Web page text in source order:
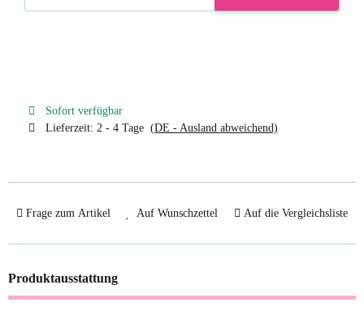
Sofort verfügbar
Lieferzeit: 2 - 4 Tage (DE - Ausland abweichend)
Frage zum Artikel Auf Wunschzettel Auf die Vergleichsliste
Produktausstattung